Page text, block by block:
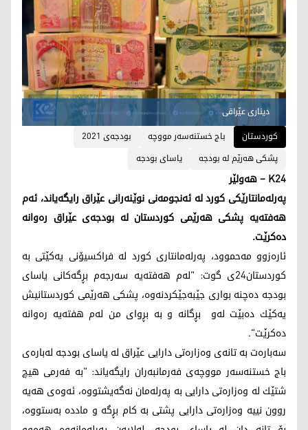
دیناری عێراقی
کوردستان
باج خستنەسەر مووچە
بودجه‌ی 2021
پشكی هه‌رێم له‌ بودجه‌
یاسای بودجە
K24 – ھەولێر
پەرلەمانتارێكی كورد لە ئەنجومەنی نوێنەرانی عێراق رایگەیاند، ئەم
ھەفتەیە پشكی ھەرێمی كوردستان لە بودجەی عێراق رەوانە
دەكرێت.
ئارەزوو مەحموود، پەرلەمانتاری كورد لە فراكسیۆنی یەكێتی بە
كوردستان24ی گوت: "لەم ھەفتەیە سەرجەم بڕگەكانی یاسای
بودجە دەچنە بواری جێبەجێكردنەوە، پشكی ھەرێمی كوردستانیش
یەكێك دەبێت لەو بڕگانە و بە بڕوای من لەم ھفتەیە رەوانە
دەكرێت".
سەبارەت بە تانەی وەزارەتی دارایی عێراق لە یاسای بودجە لەبارەی
باج خستنەسەر مووچەی فەرمانبەران رایگەیاند: "بە فەرمی ھیچ
شتێك لە وەزارەتی دارایی بە پەرلەمان نەگەیشتووە، ئەوەی ھەیە
روون نییە وەزارەتی دارایی پشتی بە كام بڕگە و ماددە بەستووە،